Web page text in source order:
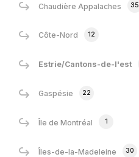
Chaudière Appalaches 35
Côte-Nord 12
Estrie/Cantons-de-l'est
Gaspésie 22
Île de Montréal 1
Îles-de-la-Madeleine 30